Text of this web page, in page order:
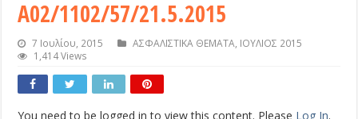
Α02/1102/57/21.5.2015
7 Ιουλίου, 2015 ΑΣΦΑΛΙΣΤΙΚΑ ΘΕΜΑΤΑ, ΙΟΥΛΙΟΣ 2015
1,414 Views
You need to be logged in to view this content. Please Log In.